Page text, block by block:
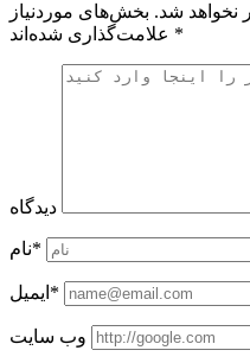
نخواهد شد. بخش‌های موردنیاز
*
دیدگاه
نام*
ایمیل*
وب سایت